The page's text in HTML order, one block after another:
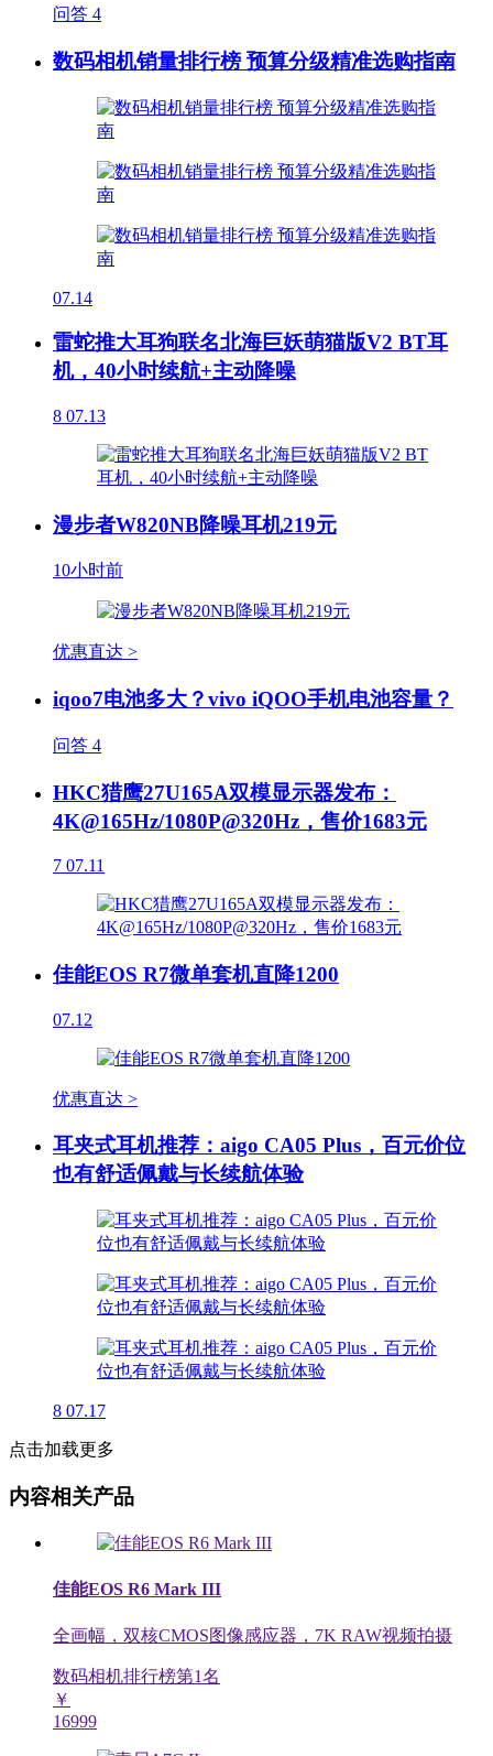
问答 4
数码相机销量排行榜 预算分级精准选购指南
07.14
雷蛇推大耳狗联名北海巨妖萌猫版V2 BT耳
机，40小时续航+主动降噪
8 07.13
漫步者W820NB降噪耳机219元
10小时前
优惠直达 >
iqoo7电池多大？vivo iQOO手机电池容量？
问答 4
HKC猎鹰27U165A双模显示器发布：
4K@165Hz/1080P@320Hz，售价1683元
7 07.11
佳能EOS R7微单套机直降1200
07.12
优惠直达 >
耳夹式耳机推荐：aigo CA05 Plus，百元价位
也有舒适佩戴与长续航体验
8 07.17
点击加载更多
内容相关产品
佳能EOS R6 Mark III
全画幅，双核CMOS图像感应器，7K RAW视频拍摄
数码相机排行榜第1名
￥
16999